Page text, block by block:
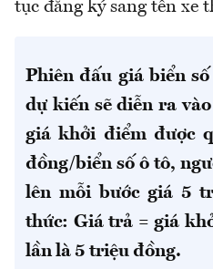
tục đăng ký sang tên xe
Phiên đấu giá biển
dự kiến sẽ diễn ra
giá khởi điểm được
đồng/biển số ô tô,
lên mỗi bước giá 5
thức: Giá trả = giá
lần là 5 triệu đồng.